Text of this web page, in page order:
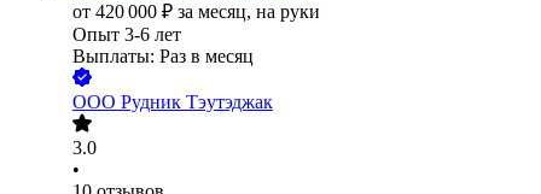
от 420 000 ₽ за месяц, на руки
Опыт 3-6 лет
Выплаты: Раз в месяц
ООО Рудник Тэутэджак
3.0
•